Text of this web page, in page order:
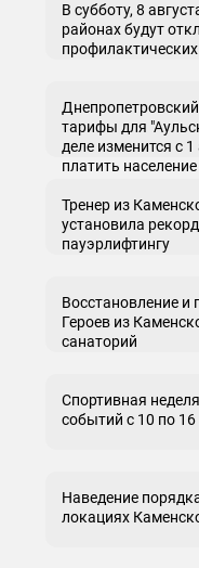
В субботу, 8
районах будут
тарифы для
деле изменится с
платить население
Тренер из
установила
пауэрлифтингу
Восстановление
Героев из
санаторий
Спортивная
событий с 10 по 16
Наведение
локациях